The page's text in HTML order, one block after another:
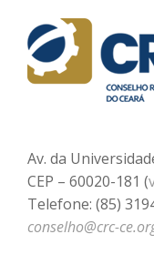
Av. da
CEP – 60020-181 (
Telefone: (85)
conselho@crc-